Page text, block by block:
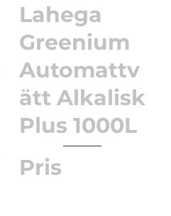
Lahega
Greenium
Automattv
ätt Alkalisk
Plus 1000L
Pris